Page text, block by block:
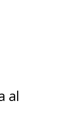
al